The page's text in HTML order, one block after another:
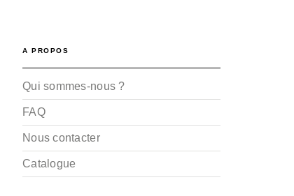
A PROPOS
Qui sommes-nous ?
FAQ
Nous contacter
Catalogue